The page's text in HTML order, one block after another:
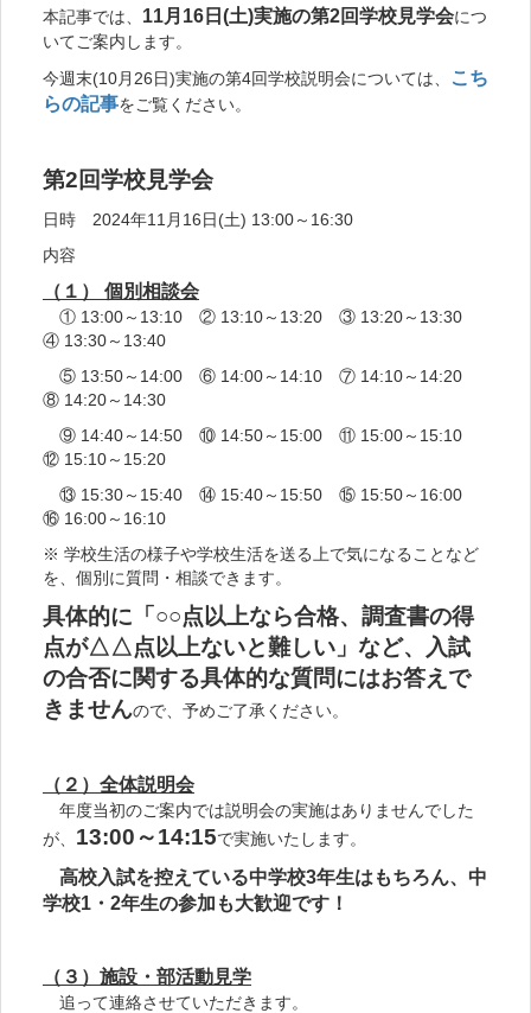
本記事では、 11月16日(土)実施の第2回学校見学会につ
いてご案内します。
今週末(10月26日)実施の第4回学校説明会については、
こち
らの記事をご覧ください。
第2回学校見学会
日時 2024年11月16日(土) 13:00～16:30
内容
（１） 個別相談会
① 13:00～13:10 ② 13:10～13:20 ③ 13:20～13:30
④ 13:30～13:40
⑤ 13:50～14:00 ⑥ 14:00～14:10 ⑦ 14:10～14:20
⑧ 14:20～14:30
⑨ 14:40～14:50 ⑩ 14:50～15:00 ⑪ 15:00～15:10
⑫ 15:10～15:20
⑬ 15:30～15:40 ⑭ 15:40～15:50 ⑮ 15:50～16:00
⑯ 16:00～16:10
※ 学校生活の様子や学校生活を送る上で気になることなど
を、個別に質問・相談できます。
具体的に「○○点以上なら合格、調査書の得
点が△△点以上ないと難しい」など、入試
の合否に関する具体的な質問にはお答えで
きませんので、予めご了承ください。
（２）全体説明会
年度当初のご案内では説明会の実施はありませんでした
が、 13:00～14:15で実施いたします。
高校入試を控えている中学校3年生はもちろん、中
学校1・2年生の参加も大歓迎です！
（３）施設・部活動見学
追って連絡させていただきます。